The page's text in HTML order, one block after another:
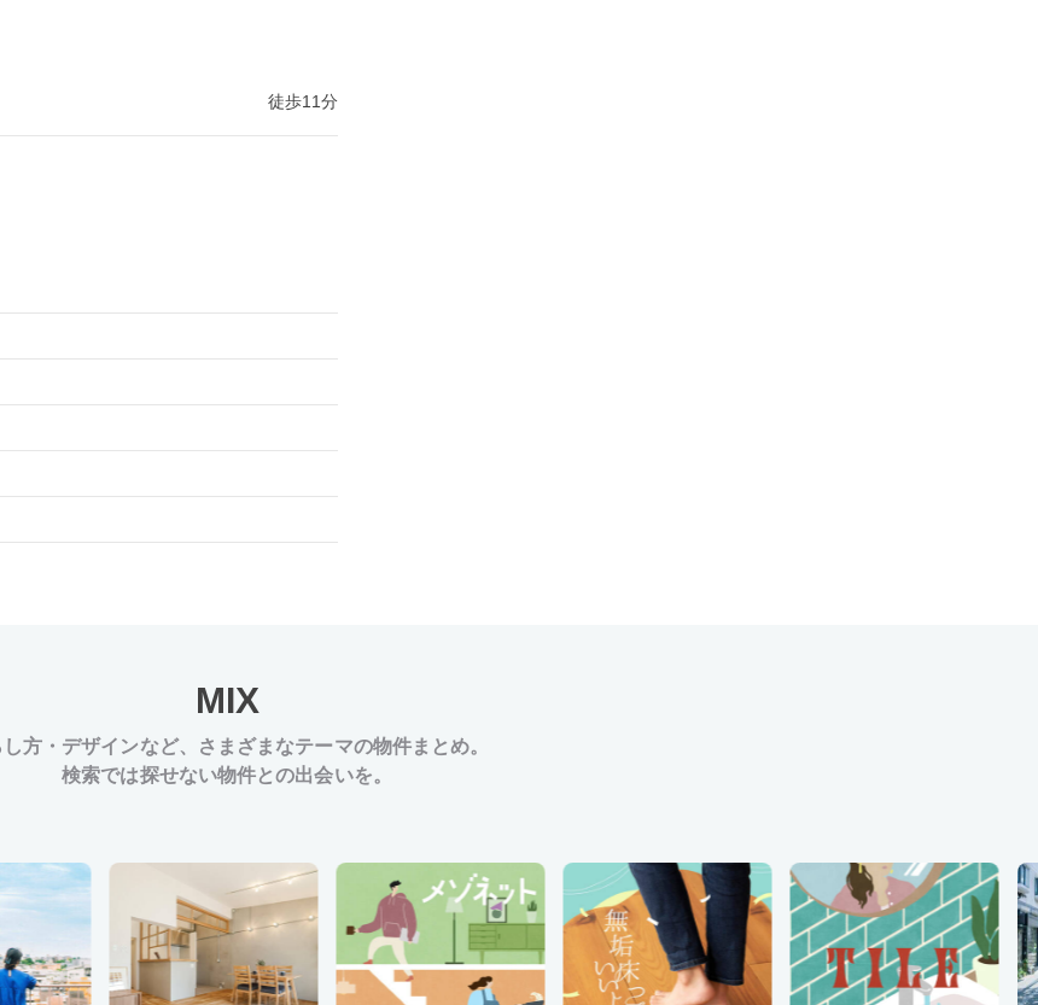
徒歩11分
MIX
方・デザインなど、
さまざまなテーマの物件まとめ。
検索では探せない物件との出会いを。